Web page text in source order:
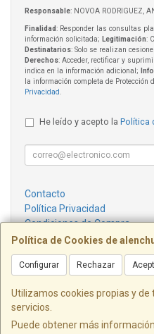
Política de Cookies de
Configurar Rechazar
Utilizamos cookies propias y
servicios.
Puede obtener más
Responsable: NOVOA RODRIGUEZ,
Finalidad: Responder las consultas
información solicitada; Legitimación:
Destinatarios: Solo se realizan
Derechos: Acceder, rectificar y
indica en la información adicional;
la información completa de Protección
Privacidad
He leído y acepto la Política
Contacto
Política Privacidad
Condiciones de Compra
¿Quienes Somos?
Contacto
info@alenchufe.com